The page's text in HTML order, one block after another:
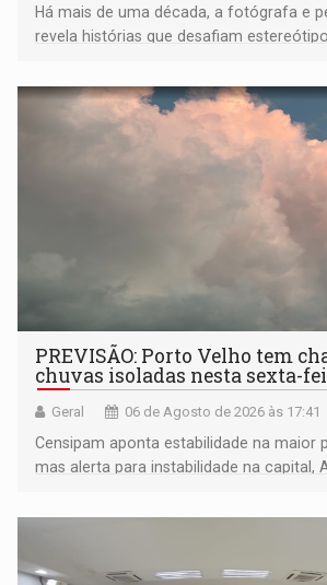
Há mais de uma década, a fotógrafa e
revela histórias que desafiam
negras
PREVISÃO: Porto Velho tem
chuvas isoladas nesta sexta-
Geral 06 de Agosto de 2026 às 17:41
Censipam aponta estabilidade na maior
mas alerta para instabilidade na capital,